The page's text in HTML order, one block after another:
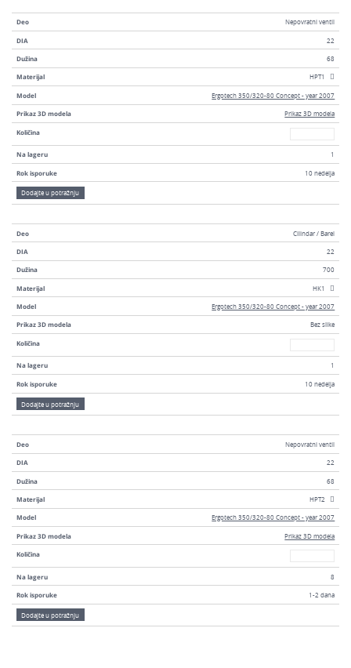
Deo Nepovratni ventil
DIA 22
Dužina 68
Materijal HPT1
Model Ergotech 350/320-80 Concept - year 2007
Prikaz 3D modela Prikaz 3D modela
Količina
Na lageru 1
Rok isporuke 10 nedelja
Dodajte u potražnju
Deo Cilindar / Barel
DIA 22
Dužina 700
Materijal HK1
Model Ergotech 350/320-80 Concept - year 2007
Prikaz 3D modela Bez slike
Količina
Na lageru 1
Rok isporuke 10 nedelja
Dodajte u potražnju
Deo Nepovratni ventil
DIA 22
Dužina 68
Materijal HPT2
Model Ergotech 350/320-80 Concept - year 2007
Prikaz 3D modela Prikaz 3D modela
Količina
Na lageru 8
Rok isporuke 1-2 dana
Dodajte u potražnju